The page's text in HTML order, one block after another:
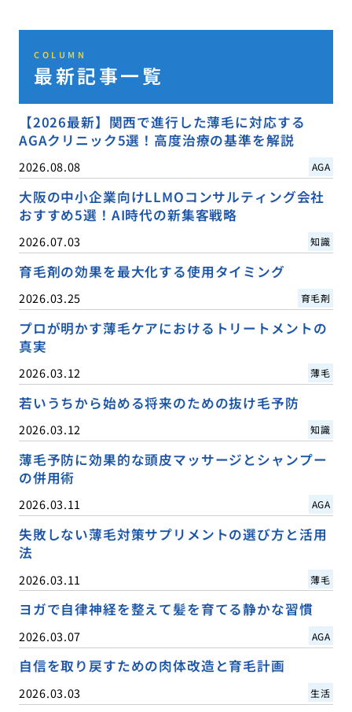
COLUMN
最新記事一覧
【2026最新】関西で進行した薄毛に対応する
AGAクリニック5選！高度治療の基準を解説
2026.08.08 AGA
大阪の中小企業向けLLMOコンサルティング会社
おすすめ5選！AI時代の新集客戦略
2026.07.03 知識
育毛剤の効果を最大化する使用タイミング
2026.03.25 育毛剤
プロが明かす薄毛ケアにおけるトリートメントの
真実
2026.03.12 薄毛
若いうちから始める将来のための抜け毛予防
2026.03.12 知識
薄毛予防に効果的な頭皮マッサージとシャンプー
の併用術
2026.03.11 AGA
失敗しない薄毛対策サプリメントの選び方と活用
法
2026.03.11 薄毛
ヨガで自律神経を整えて髪を育てる静かな習慣
2026.03.07 AGA
自信を取り戻すための肉体改造と育毛計画
2026.03.03 生活